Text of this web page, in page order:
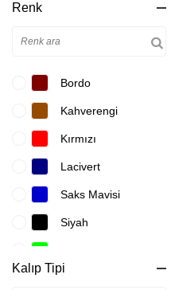
Renk
Bordo
Kahverengi
Kırmızı
Lacivert
Saks Mavisi
Siyah
Kalıp Tipi